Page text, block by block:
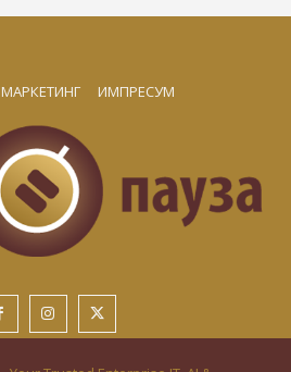
МАРКЕТИНГ ИМПРЕСУМ